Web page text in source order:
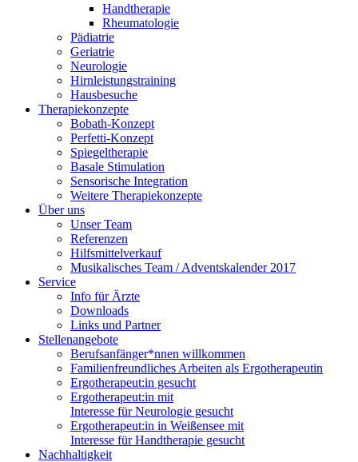
Handtherapie
Rheumatologie
Pädiatrie
Geriatrie
Neurologie
Hirnleistungstraining
Hausbesuche
Therapiekonzepte
Bobath-Konzept
Perfetti-Konzept
Spiegeltherapie
Basale Stimulation
Sensorische Integration
Weitere Therapiekonzepte
Über uns
Unser Team
Referenzen
Hilfsmittelverkauf
Musikalisches Team / Adventskalender 2017
Service
Info für Ärzte
Downloads
Links und Partner
Stellenangebote
Berufsanfänger*nnen willkommen
Familienfreundliches Arbeiten als Ergotherapeutin
Ergotherapeut:in gesucht
Ergotherapeut:in mit
Interesse für Neurologie gesucht
Ergotherapeut:in in Weißensee mit
Interesse für Handtherapie gesucht
Nachhaltigkeit